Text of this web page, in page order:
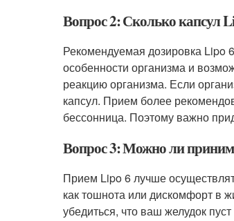
Вопрос 2: Сколько капсул
Рекомендуемая дозировка Lipo
особенности организма и
реакцию организма. Если
капсул. Прием более
бессонница. Поэтому важно
Вопрос 3: Можно ли
Прием Lipo 6 лучше
как тошнота или дискомфорт в
убедиться, что ваш желудок